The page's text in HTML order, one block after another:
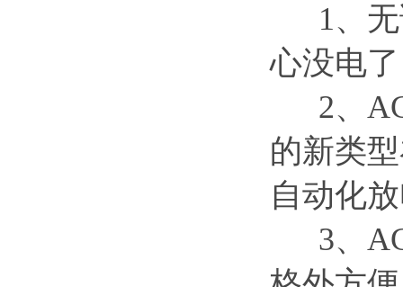
1、无
心没电
2、
的新类
自动化
3、